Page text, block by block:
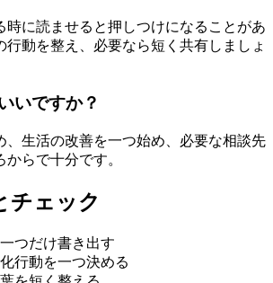
時に読ませると押しつけになることがあ
行動を整え、必要なら短く共有しましょ
いですか？
、生活の改善を一つ始め、必要な相談先
らで十分です。
チェック
つだけ書き出す
行動を一つ決める